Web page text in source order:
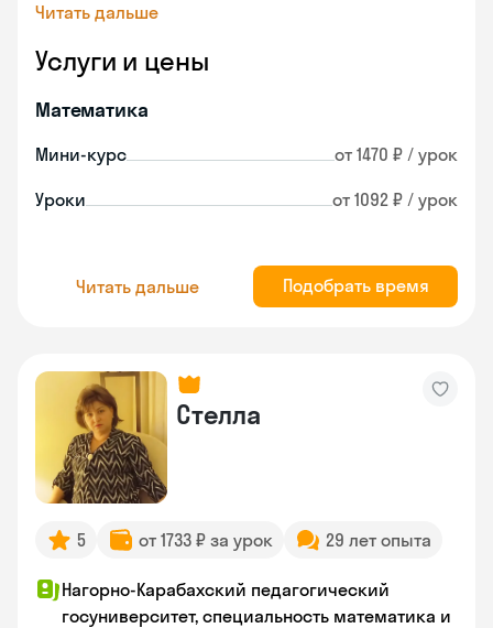
Читать дальше
Услуги и цены
Математика
Мини-курс от 1470 ₽ / урок
Уроки от 1092 ₽ / урок
Читать дальше Подобрать время
Стелла
5 от 1733 ₽ за урок 29 лет опыта
Нагорно-Карабахский педагогический
госуниверситет, специальность математика и